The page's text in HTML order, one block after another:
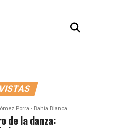
Porra - Bahía Blanca
de la danza: